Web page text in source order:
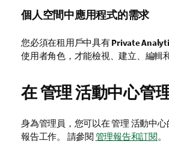
個人空間中應用程式的需求
您必須在租用戶中具有Private
使用者角色，才能檢視、建立、編輯
在管理活動中心管
身為管理員，您可以在管理 活動中心
報告工作。 請參閱 管理報告和訂閱。